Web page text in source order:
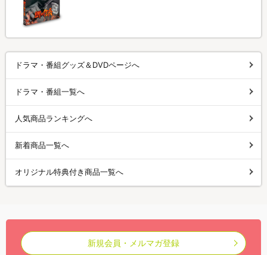
ドラマ・番組グッズ＆DVDページへ
ドラマ・番組一覧へ
人気商品ランキングへ
新着商品一覧へ
オリジナル特典付き商品一覧へ
新規会員・メルマガ登録